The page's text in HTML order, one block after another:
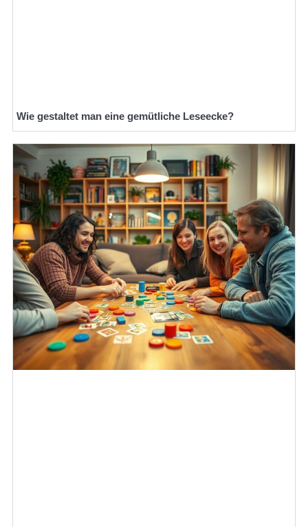
Wie gestaltet man eine gemütliche Leseecke?